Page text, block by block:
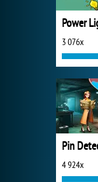
Power
3 076x
Pin
4 924x